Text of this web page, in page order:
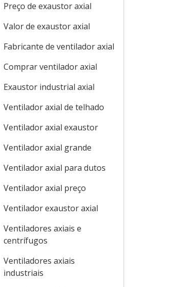
Preço de exaustor axial
Valor de exaustor axial
Fabricante de ventilador axial
Comprar ventilador axial
Exaustor industrial axial
Ventilador axial de telhado
Ventilador axial exaustor
Ventilador axial grande
Ventilador axial para dutos
Ventilador axial preço
Ventilador exaustor axial
Ventiladores axiais e
centrífugos
Ventiladores axiais
industriais